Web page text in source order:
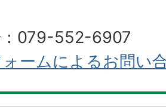
：079-552-6907
ームによるお問い